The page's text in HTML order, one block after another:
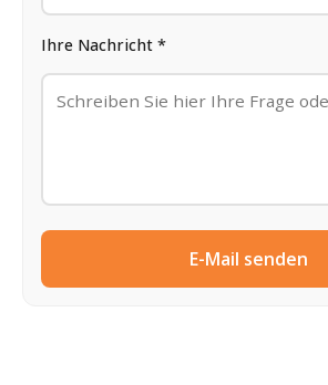
Ihre Nachricht *
E-Mail senden